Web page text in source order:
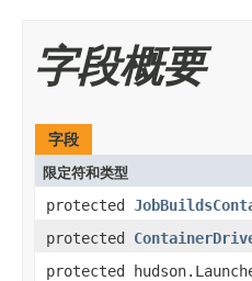
字段概要
字段
限定符和类型
protected
protected
protected